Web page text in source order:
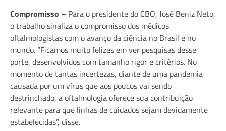
Compromisso – Para o presidente do CBO, José Beniz Neto,
o trabalho sinaliza o compromisso dos médicos
oftalmologistas com o avanço da ciência no Brasil e no
mundo. “Ficamos muito felizes em ver pesquisas desse
porte, desenvolvidos com tamanho rigor e critérios. No
momento de tantas incertezas, diante de uma pandemia
causada por um vírus que aos poucos vai sendo
destrinchado, a oftalmologia oferece sua contribuição
relevante para que linhas de cuidados sejam devidamente
estabelecidas”, disse.